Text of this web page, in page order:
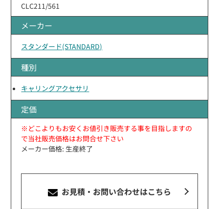
CLC211/561
メーカー
スタンダード(STANDARD)
種別
キャリングアクセサリ
定価
※どこよりもお安くお値引き販売する事を目指しますの
で当社販売価格はお問合せ下さい
メーカー価格: 生産終了
お見積・お問い合わせはこちら